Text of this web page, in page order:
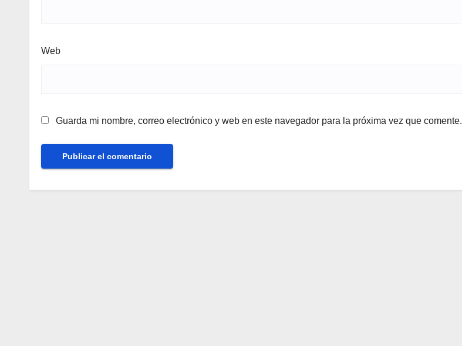
Web
Guarda mi nombre, correo electrónico y web en este navegador para la próxima vez que comente.